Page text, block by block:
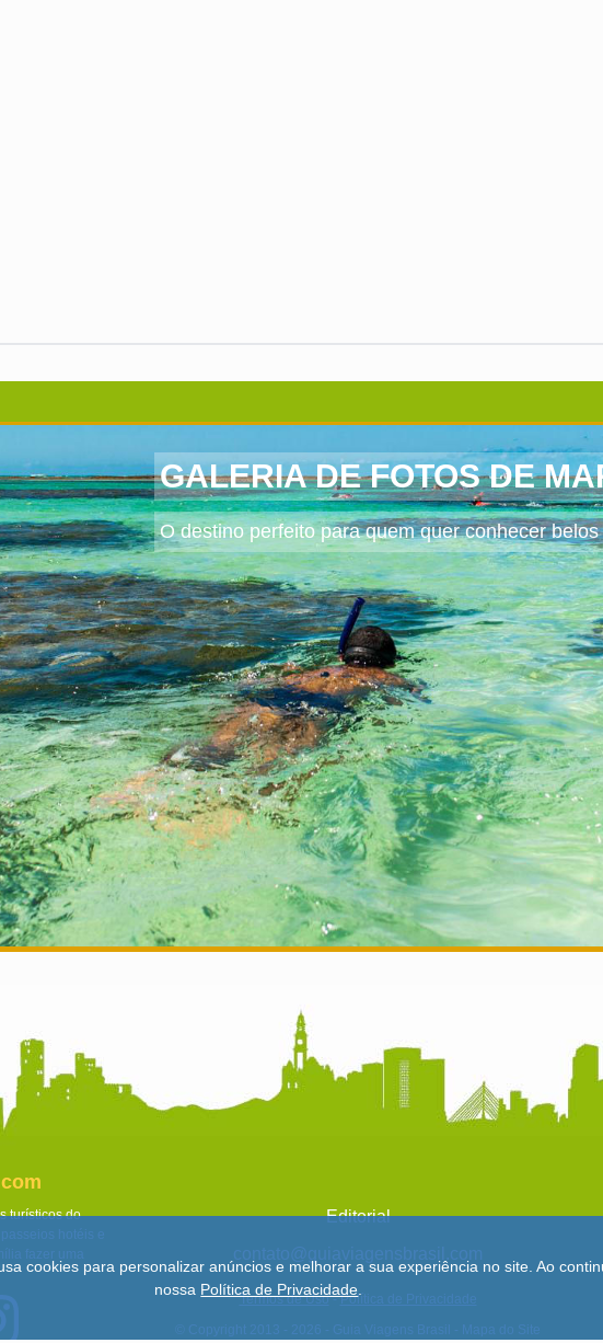
GALERIA DE FOTOS DE
O destino perfeito para quem quer conhecer
turísticos do
hotéis e
fazer uma
Editorial
contato@guiaviagensbrasil.com
Termos de Uso-Política de Privacidade
© Copyright 2013 - 2026 - Guia Viagens Brasil - Mapa do Site
cookies para personalizar anúncios e melhorar a sua experiência no site. Ao
nossa Política de Privacidade